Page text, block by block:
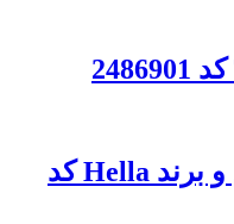
تیغه برف پاکن بنز | بی ام و برند Hella کد